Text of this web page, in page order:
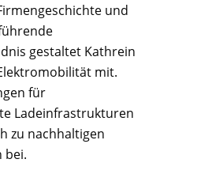
und
gestaltet Kathrein
mit.
für
Ladeinfrastrukturen
zu nachhaltigen
bei.